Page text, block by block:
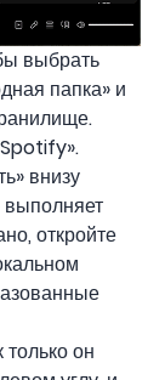
выбрать
папка» и
внизу
откройте
он